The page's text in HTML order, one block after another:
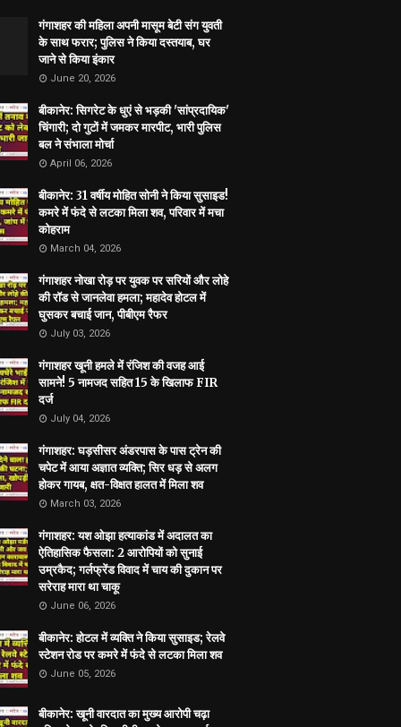
गंगाशहर की महिला अपनी मासूम बेटी संग युवती
के साथ फरार; पुलिस ने किया दस्तयाब, घर
जाने से किया इंकार
June 20, 2026
बीकानेर: सिगरेट के धुएं से भड़की 'सांप्रदायिक'
चिंगारी; दो गुटों में जमकर मारपीट, भारी पुलिस
बल ने संभाला मोर्चा
April 06, 2026
बीकानेर: 31 वर्षीय मोहित सोनी ने किया सुसाइड!
कमरे में फंदे से लटका मिला शव, परिवार में मचा
कोहराम
March 04, 2026
गंगाशहर नोखा रोड़ पर युवक पर सरियों और लोहे
की रॉड से जानलेवा हमला; महादेव होटल में
घुसकर बचाई जान, पीबीएम रैफर
July 03, 2026
गंगाशहर खूनी हमले में रंजिश की वजह आई
सामने! 5 नामजद सहित 15 के खिलाफ FIR
दर्ज
July 04, 2026
गंगाशहर: घड़सीसर अंडरपास के पास ट्रेन की
चपेट में आया अज्ञात व्यक्ति; सिर धड़ से अलग
होकर गायब, क्षत-विक्षत हालत में मिला शव
March 03, 2026
गंगाशहर: यश ओझा हत्याकांड में अदालत का
ऐतिहासिक फैसला: 2 आरोपियों को सुनाई
उम्रकैद; गर्लफ्रेंड विवाद में चाय की दुकान पर
सरेराह मारा था चाकू
June 06, 2026
बीकानेर: होटल में व्यक्ति ने किया सुसाइड; रेलवे
स्टेशन रोड पर कमरे में फंदे से लटका मिला शव
June 05, 2026
बीकानेर: खूनी वारदात का मुख्य आरोपी चढ़ा